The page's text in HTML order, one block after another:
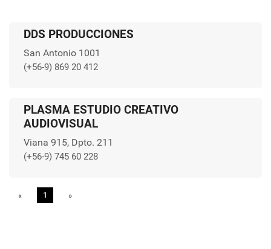
DDS PRODUCCIONES
San Antonio 1001
(+56-9) 869 20 412
PLASMA ESTUDIO CREATIVO
AUDIOVISUAL
Viana 915, Dpto. 211
(+56-9) 745 60 228
« Previous
1 »